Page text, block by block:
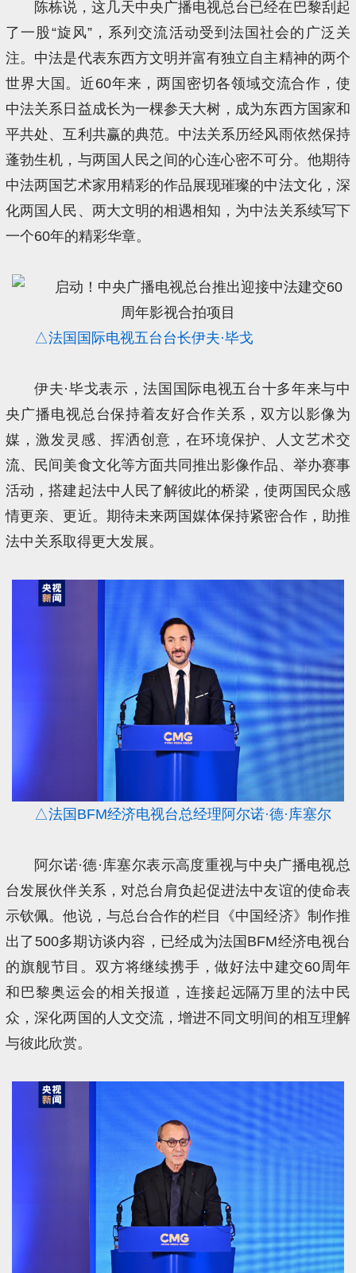
陈栋说，这几天中央广播电视总台已经在巴黎刮起
了一股“旋风”，系列交流活动受到法国社会的广泛关
注。中法是代表东西方文明并富有独立自主精神的两个
世界大国。近60年来，两国密切各领域交流合作，使
中法关系日益成长为一棵参天大树，成为东西方国家和
平共处、互利共赢的典范。中法关系历经风雨依然保持
蓬勃生机，与两国人民之间的心连心密不可分。他期待
中法两国艺术家用精彩的作品展现璀璨的中法文化，深
化两国人民、两大文明的相遇相知，为中法关系续写下
一个60年的精彩华章。
△法国国际电视五台台长伊夫·毕戈
伊夫·毕戈表示，法国国际电视五台十多年来与中
央广播电视总台保持着友好合作关系，双方以影像为
媒，激发灵感、挥洒创意，在环境保护、人文艺术交
流、民间美食文化等方面共同推出影像作品、举办赛事
活动，搭建起法中人民了解彼此的桥梁，使两国民众感
情更亲、更近。期待未来两国媒体保持紧密合作，助推
法中关系取得更大发展。
△法国BFM经济电视台总经理阿尔诺·德·库塞尔
阿尔诺·德·库塞尔表示高度重视与中央广播电视总
台发展伙伴关系，对总台肩负起促进法中友谊的使命表
示钦佩。他说，与总台合作的栏目《中国经济》制作推
出了500多期访谈内容，已经成为法国BFM经济电视台
的旗舰节目。双方将继续携手，做好法中建交60周年
和巴黎奥运会的相关报道，连接起远隔万里的法中民
众，深化两国的人文交流，增进不同文明间的相互理解
与彼此欣赏。